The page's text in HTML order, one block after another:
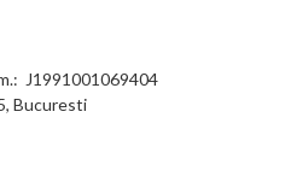
J1991001069404
Bucuresti